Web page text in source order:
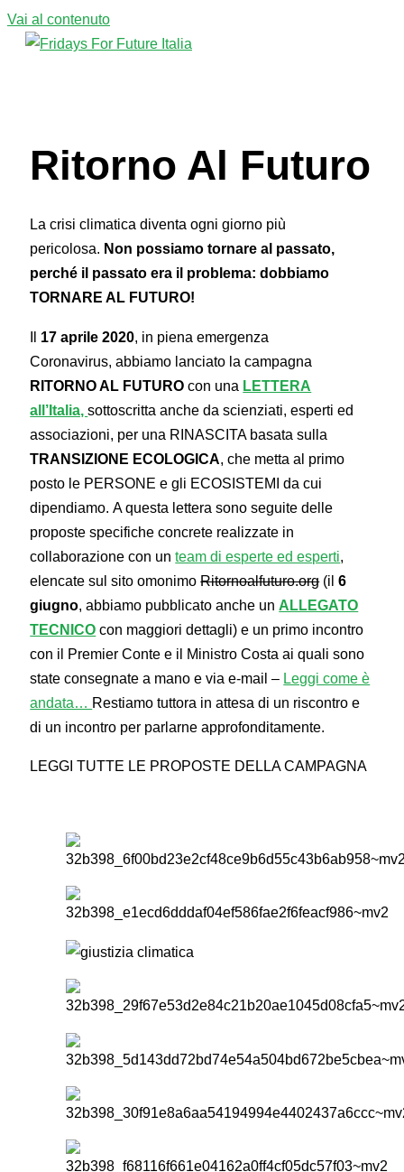
Vai al contenuto
Ritorno Al Futuro
La crisi climatica diventa ogni giorno più
pericolosa. Non possiamo tornare al passato,
perché il passato era il problema: dobbiamo
TORNARE AL FUTURO!
Il 17 aprile 2020, in piena emergenza
Coronavirus, abbiamo lanciato la campagna
RITORNO AL FUTURO con una LETTERA
all’Italia,sottoscritta anche da scienziati, esperti ed
associazioni, per una RINASCITA basata sulla
TRANSIZIONE ECOLOGICA, che metta al primo
posto le PERSONE e gli ECOSISTEMI da cui
dipendiamo. A questa lettera sono seguite delle
proposte specifiche concrete realizzate in
collaborazione con unteam di esperte ed esperti,
elencate sul sito omonimoRitornoalfuturo.org(il6
giugno, abbiamo pubblicato anche un ALLEGATO
TECNICO con maggiori dettagli) e un primo incontro
con il Premier Conte e il Ministro Costa ai quali sono
state consegnate a mano e via e-mail – Leggi come è
andata… Restiamo tuttora in attesa di un riscontro e
di un incontro per parlarne approfonditamente.
LEGGI TUTTE LE PROPOSTE DELLA CAMPAGNA